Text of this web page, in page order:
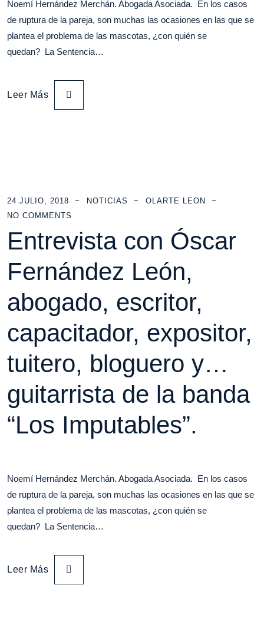
Noemí Hernández Merchán. Abogada Asociada. En los casos
de ruptura de la pareja, son muchas las ocasiones en las que se
plantea el problema de las mascotas, ¿con quién se
quedan? La Sentencia…
Leer Más
24 JULIO, 2018 NOTICIAS
OLARTE LEON
NO COMMENTS
Entrevista con Óscar
Fernández León,
abogado, escritor,
capacitador, expositor,
tuitero, bloguero y…
guitarrista de la banda
“Los Imputables”.
Noemí Hernández Merchán. Abogada Asociada. En los casos
de ruptura de la pareja, son muchas las ocasiones en las que se
plantea el problema de las mascotas, ¿con quién se
quedan? La Sentencia…
Leer Más